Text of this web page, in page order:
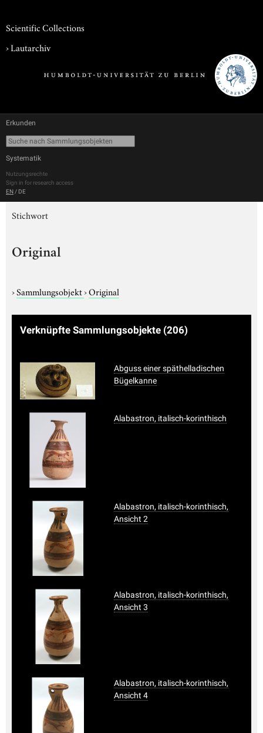
Scientific Collections
›Lautarchiv
Erkunden
Systematik
Nutzungsrechte
Sign in for research access
EN / DE
Stichwort
Original
›Sammlungsobjekt›Original
Verknüpfte Sammlungsobjekte (206)
Abguss einer späthelladischen
Bügelkanne
Alabastron, italisch-korinthisch
Alabastron, italisch-korinthisch,
Ansicht 2
Alabastron, italisch-korinthisch,
Ansicht 3
Alabastron, italisch-korinthisch,
Ansicht 4